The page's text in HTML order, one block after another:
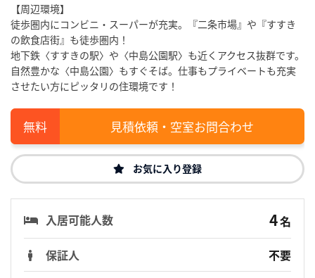
【周辺環境】
徒歩圏内にコンビニ・スーパーが充実。『二条市場』や『すすき
の飲食店街』も徒歩圏内！
地下鉄〈すすきの駅〉や〈中島公園駅〉も近くアクセス抜群です。
自然豊かな〈中島公園〉もすぐそば。仕事もプライベートも充実
させたい方にピッタリの住環境です！
見積依頼・空室お問合わせ
お気に入り登録
入居可能人数 4名
保証人
不要